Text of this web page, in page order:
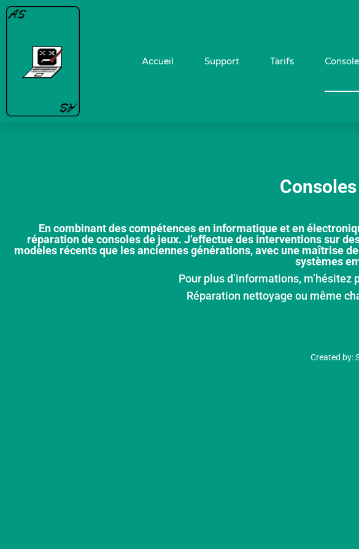
Accueil Support Tarifs
Consoles de jeux
En combinant des compétences en informatique et en
réparation de consoles de jeux. J’effectue des interventions sur
modèles récents que les anciennes générations, avec une maîtrise
systèmes
Pourplus d’informations, m’hésitez
Réparation nettoyage ou même
Created by: